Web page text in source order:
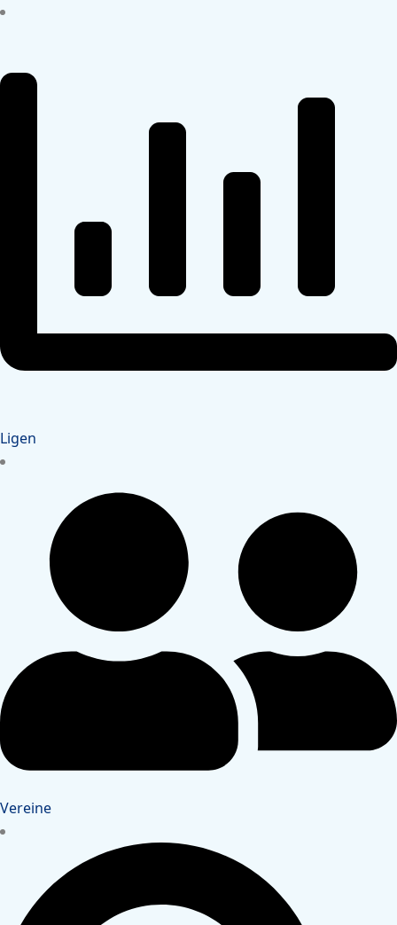
Ligen
Vereine